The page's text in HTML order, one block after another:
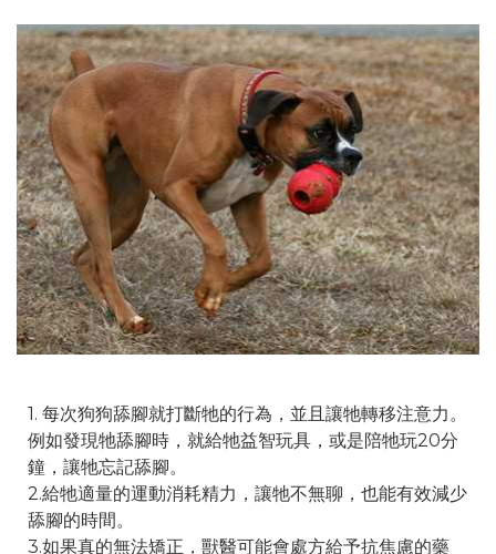
1. 每次狗狗舔腳就打斷牠的行為，並且讓牠轉移注意力。
例如發現牠舔腳時，就給牠益智玩具，或是陪牠玩20分
鐘，讓牠忘記舔腳。
2.給牠適量的運動消耗精力，讓牠不無聊，也能有效減少
舔腳的時間。
3.如果真的無法矯正，獸醫可能會處方給予抗焦慮的藥